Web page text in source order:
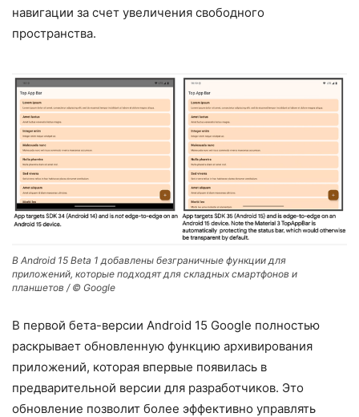
навигации за счет увеличения свободного
пространства.
В Android 15 Beta 1 добавлены безграничные функции для
приложений, которые подходят для складных смартфонов и
планшетов / © Google
В первой бета-версии Android 15 Google полностью
раскрывает обновленную функцию архивирования
приложений, которая впервые появилась в
предварительной версии для разработчиков. Это
обновление позволит более эффективно управлять